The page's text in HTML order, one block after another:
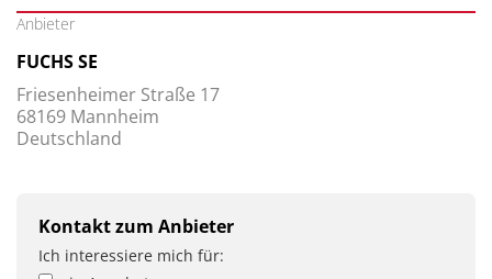
Anbieter
FUCHS SE
Friesenheimer Straße 17
68169 Mannheim
Deutschland
Kontakt zum Anbieter
Ich interessiere mich für: